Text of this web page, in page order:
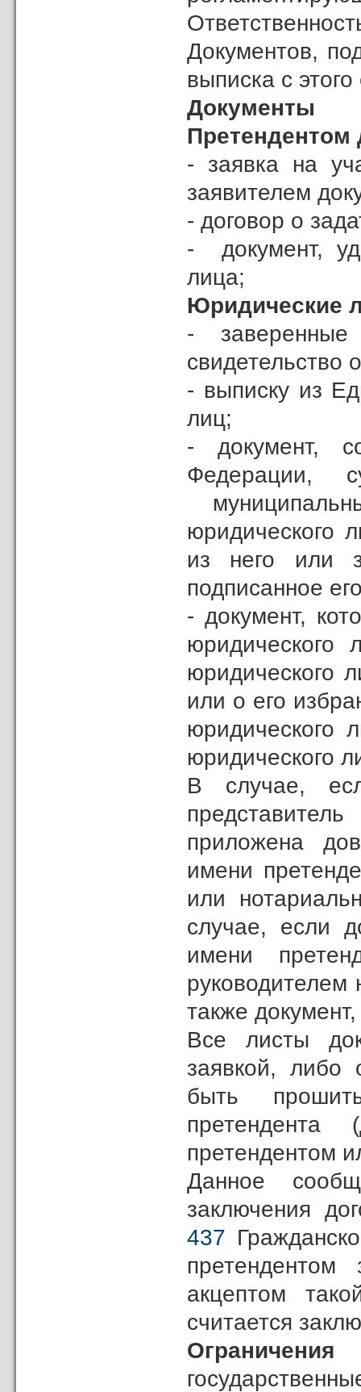
Документов,
выписка с этого
Документы
Претендентом
- заявка на
заявителем
- договор о
- документ,
лица;
Юридические
-
свидетельство
- выписку из
лиц;
- документ,
Федерации,
юридического
из него или
подписанное
- документ,
юридического
юридического
или о его
юридического
юридического
В случае,
приложена
имени
или
случае, если
имени
руководителем
также
Все листы
заявкой, либо
быть
претендентом
Данное
заключения
437
акцептом
считается